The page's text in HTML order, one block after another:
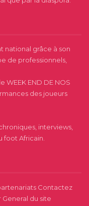
national grâce à son
de professionnels,
WEEK END DE NOS
des joueurs
interviews,
foot Africain.
Contactez
General du site